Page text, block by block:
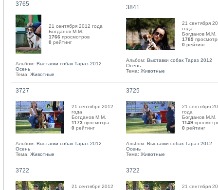
3765
21 сентября 2012 года
Богданов М.М.
1766 просмотров
0 рейтинг
Альбом: Выставки собак Тараз 2012
Осень
Тема: Животные
3841
21 сентября
года
Богданов М.М.
1789
0 рейтинг
Альбом: Выставки собак Тараз 2012
Осень
Тема: Животные
3727
21 сентября 2012
года
Богданов М.М.
1173 просмотра
0 рейтинг
Альбом: Выставки собак Тараз 2012
Осень
Тема: Животные
3725
21 сентября
года
Богданов М.М.
1149
0 рейтинг
Альбом: Выставки собак Тараз 2012
Осень
Тема: Животные
3722
21 сентября 2012
3722
21 сентября